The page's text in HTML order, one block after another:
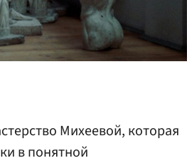
Михеевой, которая
в понятной